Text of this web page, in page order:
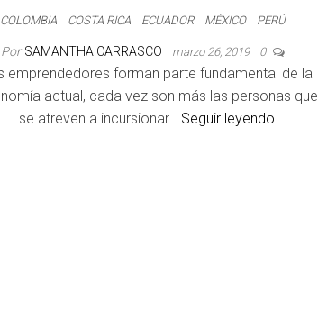
COLOMBIA COSTA RICA ECUADOR MÉXICO PERÚ
Por SAMANTHA CARRASCO marzo 26, 2019 0
emprendedores forman parte fundamental de la
actual, cada vez son más las personas que
se atreven a incursionar… Seguir leyendo